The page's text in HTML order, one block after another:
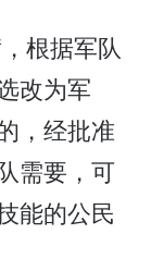
根据军队
改为军
，经批准
需要，可
能的公民